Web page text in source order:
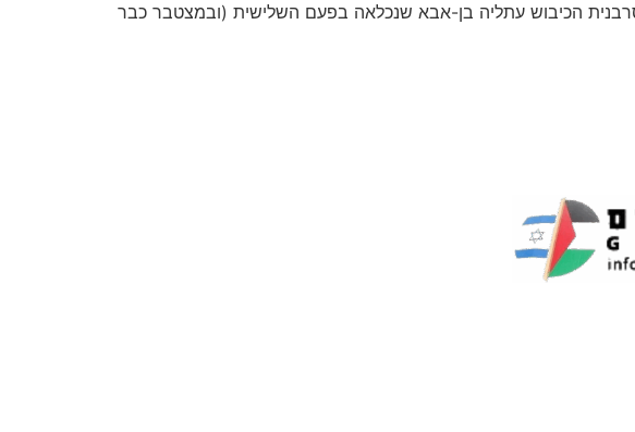
משמרת כלא בשדה שליד כלא 4 שבצריפין לתמיכה בסרבנית הכיבוש עתליה בן-אבא שנכלאה בפעם השלישית (ובמצטבר כבר